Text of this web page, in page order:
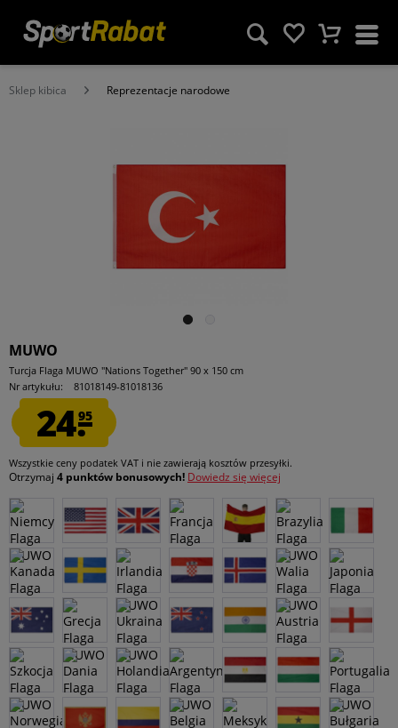
Sklep kibica Reprezentacje narodowe
MUWO
Turcja Flaga MUWO "Nations Together" 90 x 150 cm
Nr artykułu:
81018149-81018136
24.95
Wszystkie ceny podatek VAT i nie zawierają kosztów przesyłki.
Otrzymaj 4 punktów bonusowych! Dowiedz się więcej